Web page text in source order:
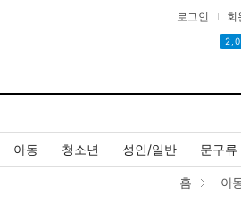
로그인 회
아동 청소년 성인/일반 문구류
홈 아